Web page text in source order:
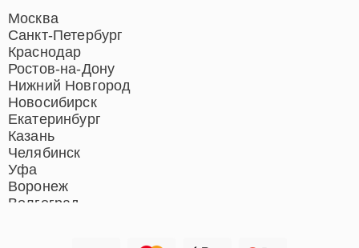
Москва
Санкт-Петербург
Краснодар
Ростов-на-Дону
Нижний Новгород
Новосибирск
Екатеринбург
Казань
Челябинск
Уфа
Воронеж
Волгоград